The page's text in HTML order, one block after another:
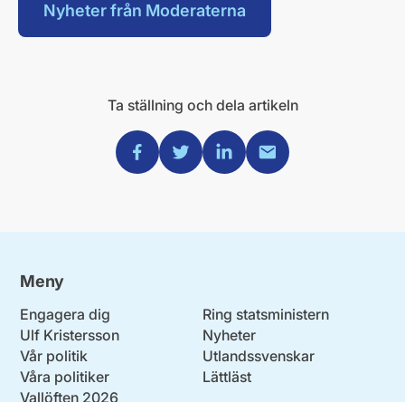
Nyheter från Moderaterna
Ta ställning och dela artikeln
Dela via Facebook
Dela via Twitter
Dela via Linkedin
Dela via Mail
Meny
Engagera dig
Ulf Kristersson
Vår politik
Våra politiker
Vallöften 2026
Ring statsministern
Nyheter
Utlandssvenskar
Lättläst